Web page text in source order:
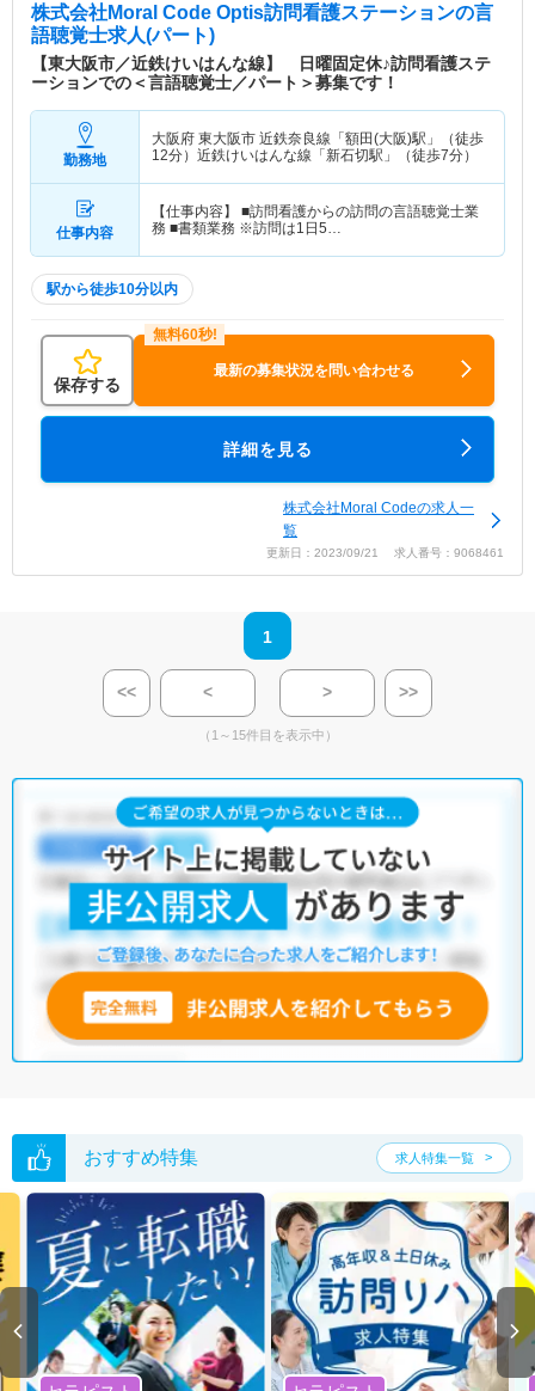
株式会社Moral Code Optis訪問看護ステーションの言
語聴覚士求人(パート)
【東大阪市／近鉄けいはんな線】 日曜固定休♪訪問看護ステ
ーションでの＜言語聴覚士／パート＞募集です！
勤務地
大阪府 東大阪市 近鉄奈良線「額田(大阪)駅」（徒歩
12分）近鉄けいはんな線「新石切駅」（徒歩7分）
仕事内容
【仕事内容】 ■訪問看護からの訪問の言語聴覚士業
務 ■書類業務 ※訪問は1日5…
駅から徒歩10分以内
保存する
最新の募集状況を問い合わせる
詳細を見る
株式会社Moral Codeの求人一
覧
更新日：2023/09/21 求人番号：9068461
1
<< < > >>
（1～15件目を表示中）
おすすめ特集 求人特集一覧